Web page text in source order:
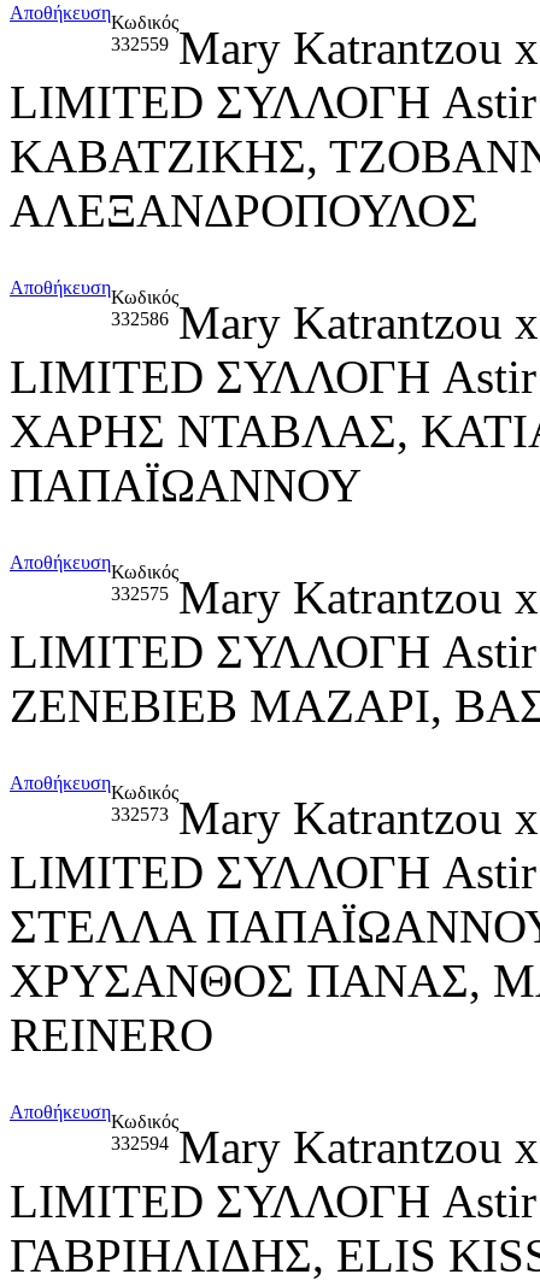
ΑποθήκευσηΚωδικός
332559 Mary
LIMITED ΣΥΛΛΟΓΗ
ΚΑΒΑΤΖΙΚΗΣ,
ΑΛΕΞΑΝΔΡΟΠΟΥΛΟΣ
ΑποθήκευσηΚωδικός
332586 Mary
LIMITED ΣΥΛΛΟΓΗ
ΧΑΡΗΣ ΝΤΑΒΛΑΣ,
ΠΑΠΑΪΩΑΝΝΟΥ
ΑποθήκευσηΚωδικός
332575 Mary
LIMITED ΣΥΛΛΟΓΗ
ΖΕΝΕΒΙΕΒ ΜΑΖΑΡΙ,
ΑποθήκευσηΚωδικός
332573 Mary
LIMITED ΣΥΛΛΟΓΗ
ΣΤΕΛΛΑ
ΧΡΥΣΑΝΘΟΣ ΠΑΝΑΣ,
REINERO
ΑποθήκευσηΚωδικός
332594 Mary
LIMITED ΣΥΛΛΟΓΗ
ΓΑΒΡΙΗΛΙΔΗΣ, ELIS